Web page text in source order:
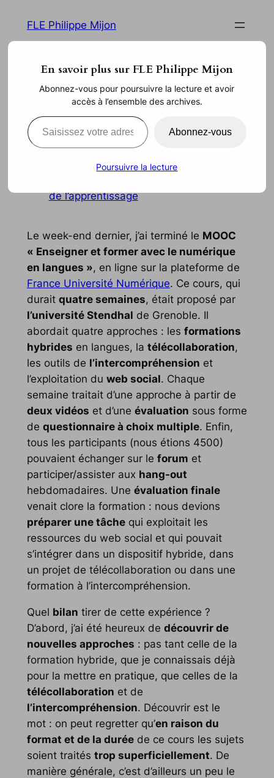
contenu
FLE Philippe Mijon
Évaluation par les pairs : la
note ne suffit pas !
de l’apprentissage
Le week-end dernier, j’ai terminé le MOOC
« Enseigner et former avec le numérique
en langues », en ligne sur la plateforme de
France Université Numérique. Ce cours, qui
durait quatre semaines, était proposé par
l’université Stendhal de Grenoble. Il
abordait quatre approches : les formations
hybrides en langues, la télécollaboration,
les outils de l’intercompréhension et
l’exploitation du web social. Chaque
semaine traitait d’une approche à partir de
deux vidéos et d’une évaluation sous forme
de questionnaire à choix multiple. Enfin,
tous les participants (nous étions 4500)
pouvaient échanger sur le forum et
participer/assister aux hang-out
hebdomadaires. Une évaluation finale
venait clore la formation : nous devions
préparer une tâchequi exploitait les
ressources du web social et qui pouvait
s’intégrer dans un dispositif hybride, dans
un projet de télécollaboration ou dans une
formation à l’intercompréhension.
Quel bilan tirer de cette expérience ?
D’abord, j’ai été heureux de découvrir de
nouvelles approches : pas tant celle de la
formation hybride, que je connaissais déjà
pour la mettre en pratique, que celles de la
télécollaboration et de
l’intercompréhension. Découvrirest le
mot : on peut regretter qu’en raison du
format et de la duréede ce cours les sujets
soient traités trop superficiellement. De
manière générale, c’est d’ailleurs un peu le
En savoir plus sur FLE Philippe Mijon
Abonnez-vous pour poursuivre la lecture et avoir
accès à l’ensemble des archives.
Saisissez votre adresse e-mail…
Abonnez-vous
Poursuivre la lecture